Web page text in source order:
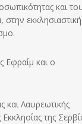
και
Εφραίμ και ο
και Λαυρεωτικής
της